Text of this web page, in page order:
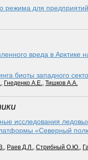
для
вреда в
биоты западного
, Гнеденко А.Е., Тишков А.А.
исследования
«Северный
, Раев Д.Л., Стрибный О.Ю.,